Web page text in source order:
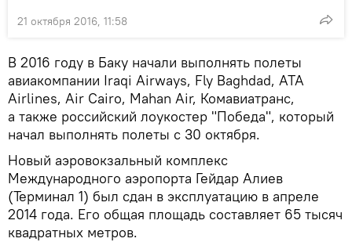
21 октября 2016, 11:58
В 2016 году в Баку начали выполнять полеты
авиакомпании Iraqi Airways, Fly Baghdad, ATA
Airlines, Air Cairo, Mahan Air, Комавиатранс,
а также российский лоукостер "Победа", который
начал выполнять полеты с 30 октября.
Новый аэровокзальный комплекс
Международного аэропорта Гейдар Алиев
(Терминал 1) был сдан в эксплуатацию в апреле
2014 года. Его общая площадь составляет 65 тысяч
квадратных метров.